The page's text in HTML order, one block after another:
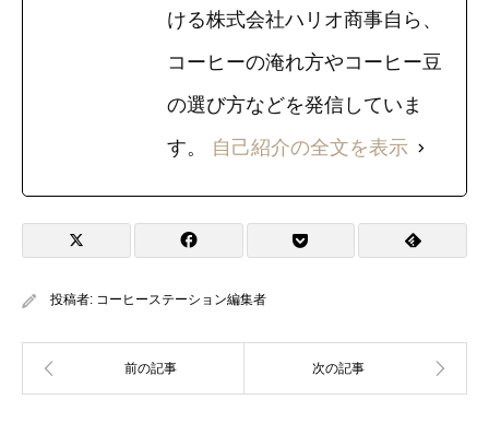
ける株式会社ハリオ商事自ら、
コーヒーの淹れ方やコーヒー豆
の選び方などを発信していま
す。 自己紹介の全文を表示
投稿者: コーヒーステーション編集者